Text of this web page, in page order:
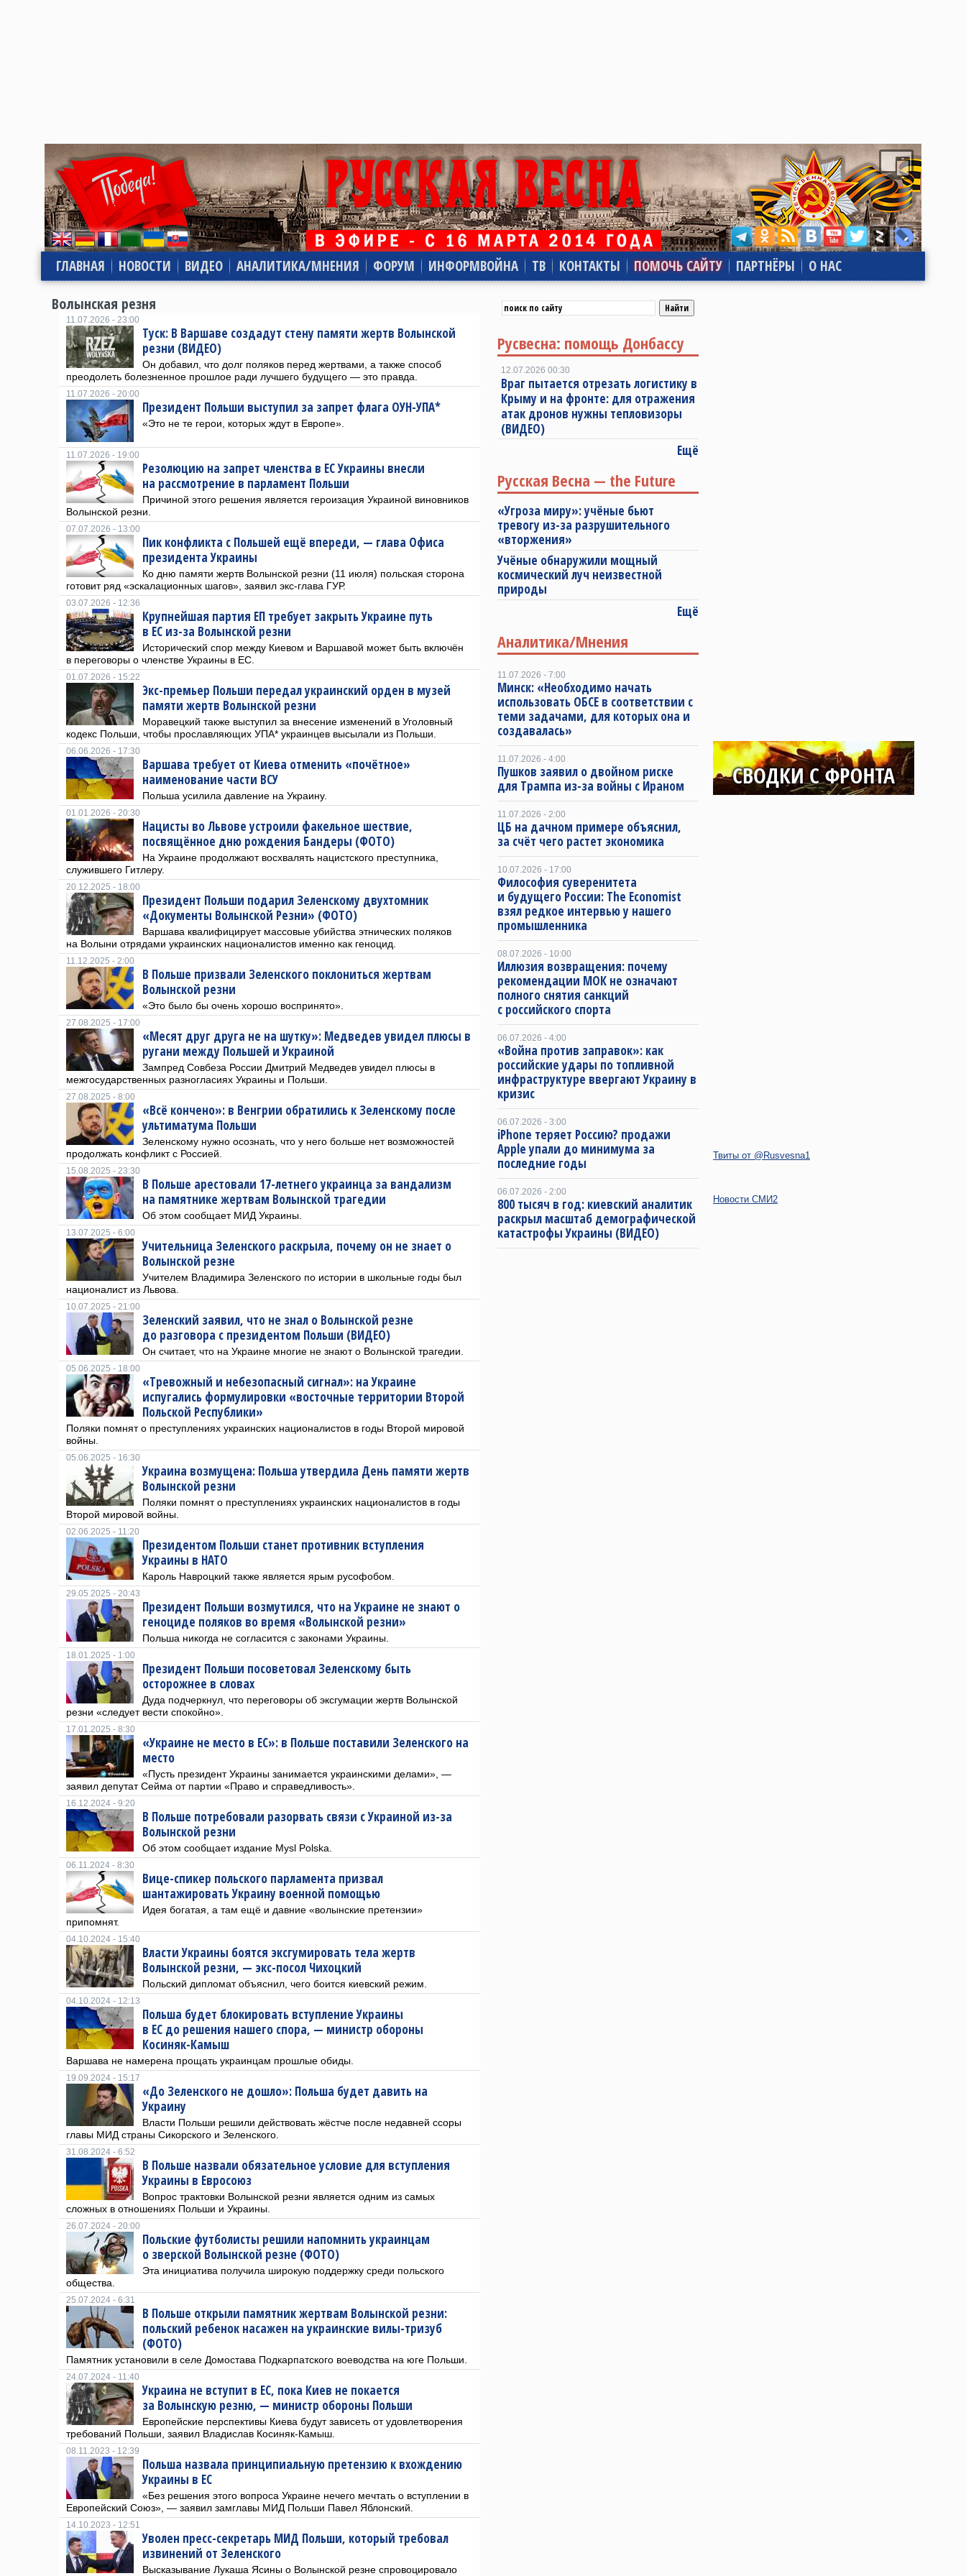
ГЛАВНАЯ НОВОСТИ ВИДЕО АНАЛИТИКА/МНЕНИЯ ФОРУМ ИНФОРМВОЙНА ТВ КОНТАКТЫ ПОМОЧЬ САЙТУ ПАРТНЁРЫ О НАС
Волынская резня
11.07.2026 - 23:00
Туск: В Варшаве создадут стену памяти жертв Волынской
резни (ВИДЕО)
Он добавил, что долг поляков перед жертвами, а также способ
преодолеть болезненное прошлое ради лучшего будущего — это правда.
11.07.2026 - 20:00
Президент Польши выступил за запрет флага ОУН-УПА*
«Это не те герои, которых ждут в Европе».
11.07.2026 - 19:00
Резолюцию на запрет членства в ЕС Украины внесли
на рассмотрение в парламент Польши
Причиной этого решения является героизация Украиной виновников
Волынской резни.
07.07.2026 - 13:00
Пик конфликта с Польшей ещё впереди, — глава Офиса
президента Украины
Ко дню памяти жертв Волынской резни (11 июля) польская сторона
готовит ряд «эскалационных шагов», заявил экс-глава ГУР.
03.07.2026 - 12:36
Крупнейшая партия ЕП требует закрыть Украине путь
в ЕС из-за Волынской резни
Исторический спор между Киевом и Варшавой может быть включён
в переговоры о членстве Украины в ЕС.
01.07.2026 - 15:22
Экс-премьер Польши передал украинский орден в музей
памяти жертв Волынской резни
Моравецкий также выступил за внесение изменений в Уголовный
кодекс Польши, чтобы прославляющих УПА* украинцев высылали из Польши.
06.06.2026 - 17:30
Варшава требует от Киева отменить «почётное»
наименование части ВСУ
Польша усилила давление на Украину.
01.01.2026 - 20:30
Нацисты во Львове устроили факельное шествие,
посвящённое дню рождения Бандеры (ФОТО)
На Украине продолжают восхвалять нацистского преступника,
служившего Гитлеру.
20.12.2025 - 18:00
Президент Польши подарил Зеленскому двухтомник
«Документы Волынской Резни» (ФОТО)
Варшава квалифицирует массовые убийства этнических поляков
на Волыни отрядами украинских националистов именно как геноцид.
11.12.2025 - 2:00
В Польше призвали Зеленского поклониться жертвам
Волынской резни
«Это было бы очень хорошо воспринято».
27.08.2025 - 17:00
«Месят друг друга не на шутку»: Медведев увидел плюсы в
ругани между Польшей и Украиной
Зампред Совбеза России Дмитрий Медведев увидел плюсы в
межгосударственных разногласиях Украины и Польши.
27.08.2025 - 8:00
«Всё кончено»: в Венгрии обратились к Зеленскому после
ультиматума Польши
Зеленскому нужно осознать, что у него больше нет возможностей
продолжать конфликт с Россией.
15.08.2025 - 23:30
В Польше арестовали 17-летнего украинца за вандализм
на памятнике жертвам Волынской трагедии
Об этом сообщает МИД Украины.
13.07.2025 - 6:00
Учительница Зеленского раскрыла, почему он не знает о
Волынской резне
Учителем Владимира Зеленского по истории в школьные годы был
националист из Львова.
10.07.2025 - 21:00
Зеленский заявил, что не знал о Волынской резне
до разговора с президентом Польши (ВИДЕО)
Он считает, что на Украине многие не знают о Волынской трагедии.
05.06.2025 - 18:00
«Тревожный и небезопасный сигнал»: на Украине
испугались формулировки «восточные территории Второй
Польской Республики»
Поляки помнят о преступлениях украинских националистов в годы Второй мировой
войны.
05.06.2025 - 16:30
Украина возмущена: Польша утвердила День памяти жертв
Волынской резни
Поляки помнят о преступлениях украинских националистов в годы
Второй мировой войны.
02.06.2025 - 11:20
Президентом Польши станет противник вступления
Украины в НАТО
Кароль Навроцкий также является ярым русофобом.
29.05.2025 - 20:43
Президент Польши возмутился, что на Украине не знают о
геноциде поляков во время «Волынской резни»
Польша никогда не согласится с законами Украины.
18.01.2025 - 1:00
Президент Польши посоветовал Зеленскому быть
осторожнее в словах
Дуда подчеркнул, что переговоры об эксгумации жертв Волынской
резни «следует вести спокойно».
17.01.2025 - 8:30
«Украине не место в ЕС»: в Польше поставили Зеленского на
место
«Пусть президент Украины занимается украинскими делами», —
заявил депутат Сейма от партии «Право и справедливость».
16.12.2024 - 9:20
В Польше потребовали разорвать связи с Украиной из-за
Волынской резни
Об этом сообщает издание Mysl Polska.
06.11.2024 - 8:30
Вице-спикер польского парламента призвал
шантажировать Украину военной помощью
Идея богатая, а там ещё и давние «волынские претензии»
припомнят.
04.10.2024 - 15:40
Власти Украины боятся эксгумировать тела жертв
Волынской резни, — экс-посол Чихоцкий
Польский дипломат объяснил, чего боится киевский режим.
04.10.2024 - 12:13
Польша будет блокировать вступление Украины
в ЕС до решения нашего спора, — министр обороны
Косиняк-Камыш
Варшава не намерена прощать украинцам прошлые обиды.
19.09.2024 - 15:17
«До Зеленского не дошло»: Польша будет давить на
Украину
Власти Польши решили действовать жёстче после недавней ссоры
главы МИД страны Сикорского и Зеленского.
31.08.2024 - 6:52
В Польше назвали обязательное условие для вступления
Украины в Евросоюз
Вопрос трактовки Волынской резни является одним из самых
сложных в отношениях Польши и Украины.
26.07.2024 - 20:00
Польские футболисты решили напомнить украинцам
о зверской Волынской резне (ФОТО)
Эта инициатива получила широкую поддержку среди польского
общества.
25.07.2024 - 6:31
В Польше открыли памятник жертвам Волынской резни:
польский ребенок насажен на украинские вилы-тризуб
(ФОТО)
Памятник установили в селе Домостава Подкарпатского воеводства на юге Польши.
24.07.2024 - 11:40
Украина не вступит в ЕС, пока Киев не покается
за Волынскую резню, — министр обороны Польши
Европейские перспективы Киева будут зависеть от удовлетворения
требований Польши, заявил Владислав Косиняк-Камыш.
08.11.2023 - 12:39
Польша назвала принципиальную претензию к вхождению
Украины в ЕС
«Без решения этого вопроса Украине нечего мечтать о вступлении в
Европейский Союз», — заявил замглавы МИД Польши Павел Яблонский.
14.10.2023 - 12:51
Уволен пресс-секретарь МИД Польши, который требовал
извинений от Зеленского
Высказывание Лукаша Ясины о Волынской резне спровоцировало
Русвесна: помощь Донбассу
12.07.2026 00:30
Враг пытается отрезать логистику в
Крыму и на фронте: для отражения
атак дронов нужны тепловизоры
(ВИДЕО)
Ещё
Русская Весна — the Future
«Угроза миру»: учёные бьют
тревогу из-за разрушительного
«вторжения»
Учёные обнаружили мощный
космический луч неизвестной
природы
Ещё
Аналитика/Мнения
11.07.2026 - 7:00
Минск: «Необходимо начать
использовать ОБСЕ в соответствии с
теми задачами, для которых она и
создавалась»
11.07.2026 - 4:00
Пушков заявил о двойном риске
для Трампа из-за войны с Ираном
11.07.2026 - 2:00
ЦБ на дачном примере объяснил,
за счёт чего растет экономика
10.07.2026 - 17:00
Философия суверенитета
и будущего России: The Economist
взял редкое интервью у нашего
промышленника
08.07.2026 - 10:00
Иллюзия возвращения: почему
рекомендации МОК не означают
полного снятия санкций
с российского спорта
06.07.2026 - 4:00
«Война против заправок»: как
российские удары по топливной
инфраструктуре ввергают Украину в
кризис
06.07.2026 - 3:00
iPhone теряет Россию? продажи
Apple упали до минимума за
последние годы
06.07.2026 - 2:00
800 тысяч в год: киевский аналитик
раскрыл масштаб демографической
катастрофы Украины (ВИДЕО)
Твиты от @Rusvesna1
Новости СМИ2